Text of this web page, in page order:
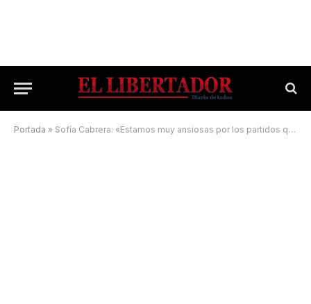
Portada » Sofía Cabrera: «Estamos muy ansiosas por los partidos que se vienen»